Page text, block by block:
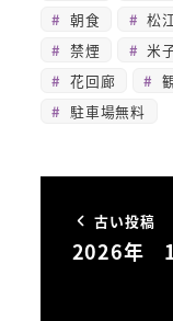
朝食
松
禁煙
米
花回廊
駐車場無料
古い投稿
2026